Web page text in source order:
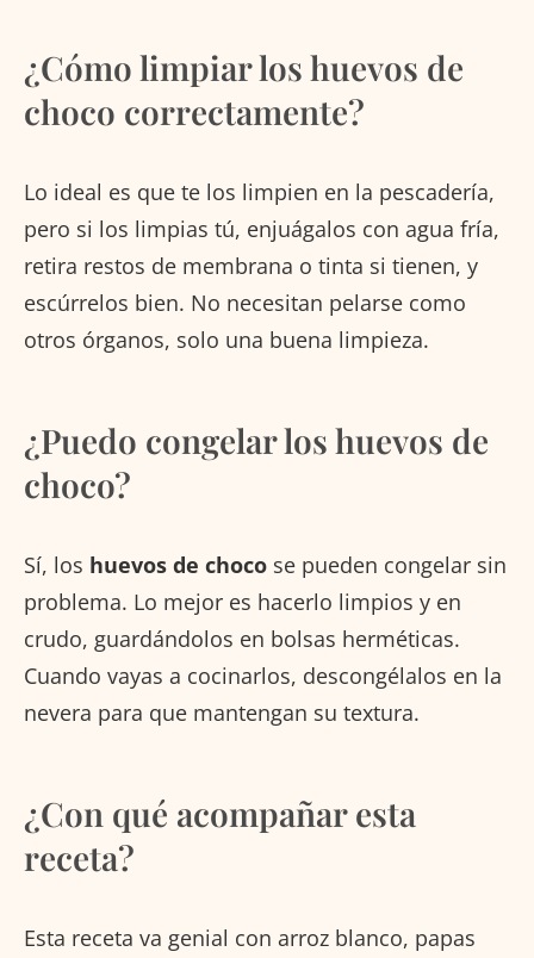
¿Cómo limpiar los huevos de
choco correctamente?
Lo ideal es que te los limpien en la pescadería,
pero si los limpias tú, enjuágalos con agua fría,
retira restos de membrana o tinta si tienen, y
escúrrelos bien. No necesitan pelarse como
otros órganos, solo una buena limpieza.
¿Puedo congelar los huevos de
choco?
Sí, los huevos de choco se pueden congelar sin
problema. Lo mejor es hacerlo limpios y en
crudo, guardándolos en bolsas herméticas.
Cuando vayas a cocinarlos, descongélalos en la
nevera para que mantengan su textura.
¿Con qué acompañar esta
receta?
Esta receta va genial con arroz blanco, papas